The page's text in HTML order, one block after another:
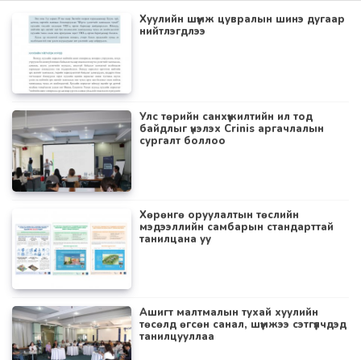
Хуулийн шүүмж цувралын шинэ дугаар
нийтлэгдлээ
Улс төрийн санхүүжилтийн ил тод
байдлыг үнэлэх Crinis аргачлалын
сургалт боллоо
Хөрөнгө оруулалтын төслийн
мэдээллийн самбарын стандарттай
танилцана уу
Ашигт малтмалын тухай хуулийн
төсөлд өгсөн санал, шүүмжээ сэтгүүлчдэд
танилцууллаа